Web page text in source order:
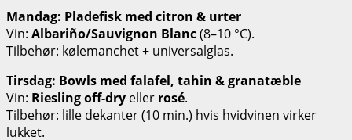
Mandag: Pladefisk med citron & urter
Vin: Albariño/Sauvignon Blanc(8–10 °C).
Tilbehør: kølemanchet + universalglas.
Tirsdag: Bowls med falafel, tahin & granatæble
Vin: Riesling off-dry eller rosé.
Tilbehør: lille dekanter (10 min.) hvis hvidvinen virker
lukket.